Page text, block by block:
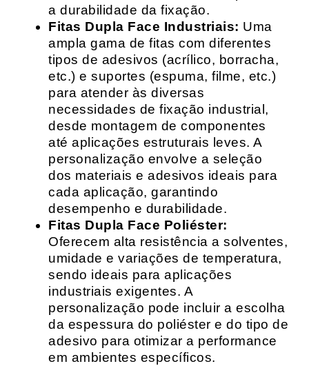
a durabilidade da fixação.
Fitas Dupla Face Industriais: Uma
ampla gama de fitas com diferentes
tipos de adesivos (acrílico, borracha,
etc.) e suportes (espuma, filme, etc.)
para atender às diversas
necessidades de fixação industrial,
desde montagem de componentes
até aplicações estruturais leves. A
personalização envolve a seleção
dos materiais e adesivos ideais para
cada aplicação, garantindo
desempenho e durabilidade.
Fitas Dupla Face Poliéster:
Oferecem alta resistência a solventes,
umidade e variações de temperatura,
sendo ideais para aplicações
industriais exigentes. A
personalização pode incluir a escolha
da espessura do poliéster e do tipo de
adesivo para otimizar a performance
em ambientes específicos.